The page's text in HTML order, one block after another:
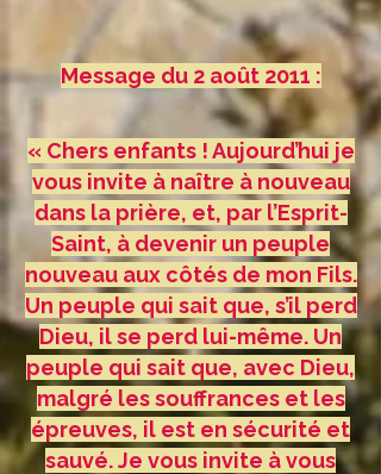
Message du 2 août 2011 :
« Chers enfants ! Aujourd’hui je
vous invite à naître à nouveau
dans la prière, et, par l’Esprit-
Saint, à devenir un peuple
nouveau aux côtés de mon Fils.
Un peuple qui sait que, s’il perd
Dieu, il se perd lui-même. Un
peuple qui sait que, avec Dieu,
malgré les souffrances et les
épreuves, il est en sécurité et
sauvé. Je vous invite à vous